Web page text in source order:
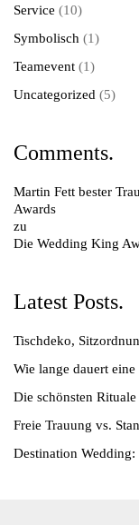
Service (10)
Symbolisch (1)
Teamevent (1)
Uncategorized (5)
Comments.
Martin Fett bester
Awards
zu
Die Wedding King
Latest Posts.
Tischdeko,
Wie lange dauert eine
Die schönsten
Freie Trauung vs.
Destination